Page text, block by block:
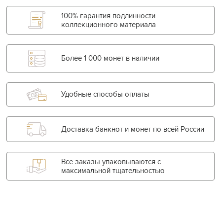
100% гарантия подлинности
коллекционного материала
Более 1 000 монет в наличии
Удобные способы оплаты
Доставка банкнот и монет по всей России
Все заказы упаковываются с
максимальной тщательностью